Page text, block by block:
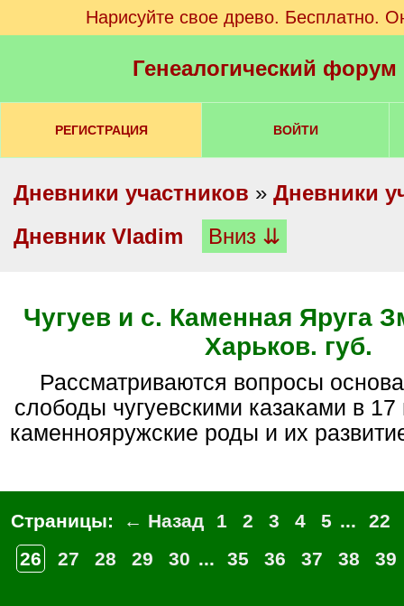
Нарисуйте свое древо. Бесплатно.
Генеалогический
РЕГИСТРАЦИЯ ВОЙТИ
Дневники участников » Дневники
Дневник Vladim
Вниз ⇊
Чугуев и с. Каменная Яруга
Харьков. губ.
Рассматриваются вопросы основания города и
слободы чугуевскими казаками в
каменнояружские роды и их
Страницы: ← Назад 1 2 3 4 5 ...
22
26
27 28 29 30 ... 35 36 37 38 39